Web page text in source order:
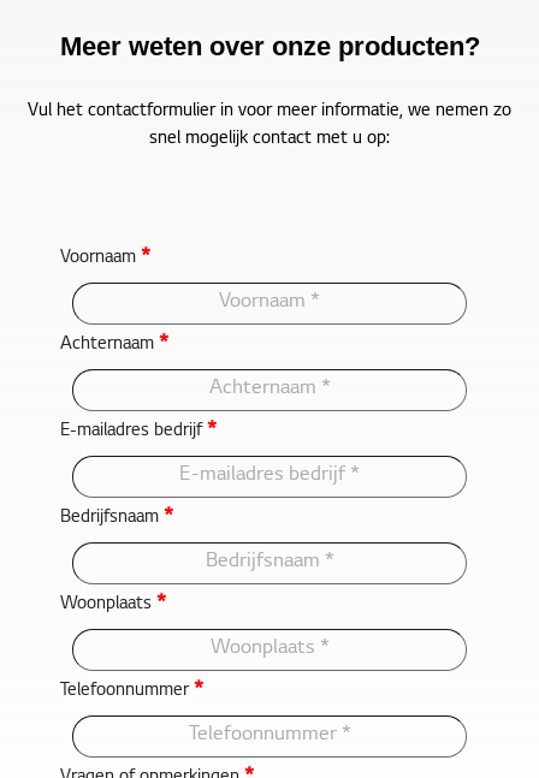
Meer weten over onze producten?
Vul het contactformulier in voor meer informatie, we nemen zo
snel mogelijk contact met u op:
Voornaam *
Achternaam *
E-mailadres bedrijf*
Bedrijfsnaam *
Woonplaats *
Telefoonnummer*